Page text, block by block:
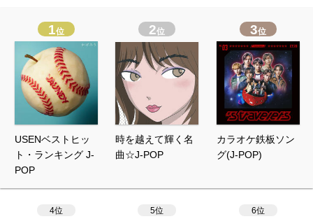
1位
USENベストヒッ
ト・ランキング J-
POP
2位
時を越えて輝く名
曲☆J-POP
3位
カラオケ鉄板ソン
グ(J-POP)
4位 5位 6位